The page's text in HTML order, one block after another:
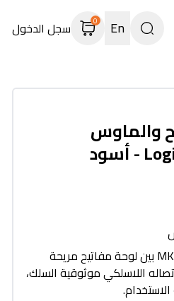
En
0 سجل الدخول
والماوس
يجمع ماوس Logitech اللاسلكي MK345 بين لوحة مفاتيح مريحة
اللاسلكي موثوقية السلك،